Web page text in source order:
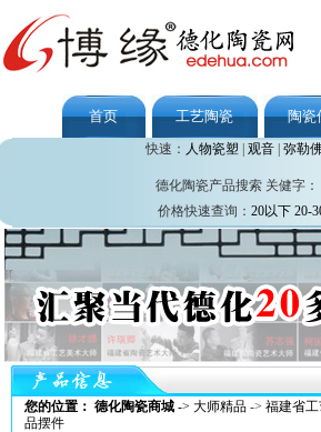
首页 工艺陶瓷 陶瓷
快速： 人物瓷塑 观音| 弥勒
德化陶瓷产品搜索 关健字：
价格快速查询： 20以下 20-
您的位置： 德化陶瓷商城 -> 大师精品 -> 福建省
品摆件